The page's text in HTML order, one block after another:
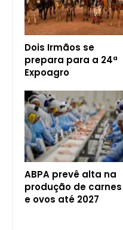
Dois Irmãos se
prepara para a 24ª
Expoagro
ABPA prevê alta na
produção de carnes
e ovos até 2027